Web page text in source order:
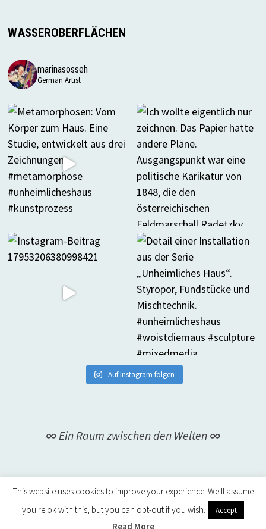
WASSEROBERFLÄCHEN
marinasosseh
German Artist
Auf Instagram folgen
∞ Ein Raum zwischen den Welten ∞
This website uses cookies to improve your experience. We'll assume
you're ok with this, but you can opt-out if you wish.
Accept
Read More